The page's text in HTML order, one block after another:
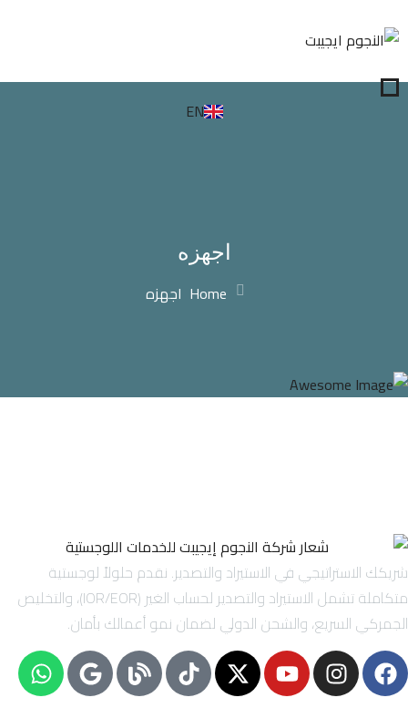
EN
اجهزه
Home اجهزه
شريكك الاستراتيجي في الاستيراد والتصدير. نقدم حلولاً لوجستية
متكاملة تشمل الاستيراد والتصدير لحساب الغير (IOR/EOR)، والتخليص
الجمركي السريع، والشحن الدولي لضمان نمو أعمالك بأمان.